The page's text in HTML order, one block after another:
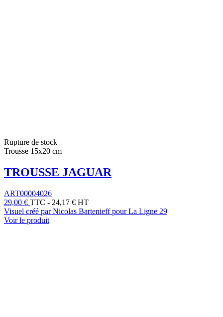
Rupture de stock
Trousse 15x20 cm
TROUSSE JAGUAR
ART00004026
29,00 € TTC - 24,17 € HT
Visuel créé par Nicolas Bartenieff pour La Ligne 29
Voir le produit